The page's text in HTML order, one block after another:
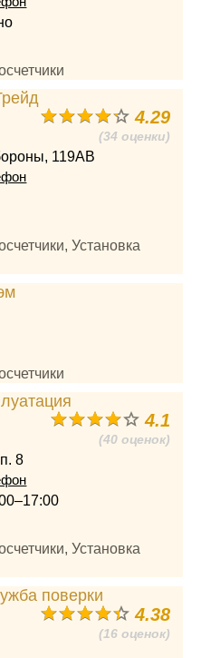
4.29
(34 оценки)
119АВ
Установка
4.1
(40 оценок)
8
Установка
4.38
(16 оценок)